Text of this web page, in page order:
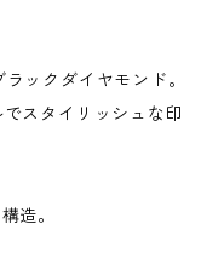
ックダイヤモンド。
スタイリッシュな印
造。